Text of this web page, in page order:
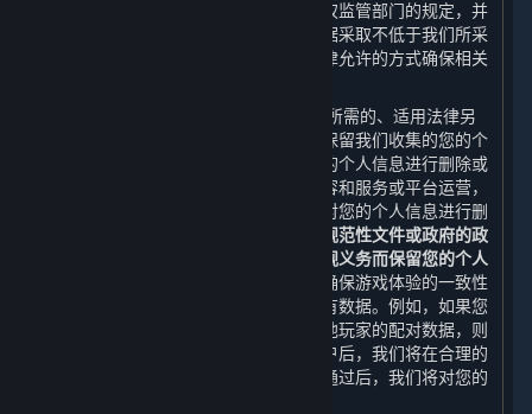
的合作伙伴会遵守适用的法律法规和有权监管部门的规定，并
且我们会要求我们的合作伙伴对您的数据采取不低于我们所采
取的数据安全保护措施。我们亦会以法律允许的方式确保相关
（二） 我们只会在达成本政策所述目的所需的、适用法律另
行要求的或基于您的同意的最短期限内保留我们收集的您的个
人信息，在超出存储期限后我们会对您的个人信息进行删除或
者匿名化处理。此外，如果我们终止内容和服务或平台运营，
我们会在终止内容和服务或平台运营后对您的个人信息进行删
但法律法规、规章、规范性文件或政府的政
策、命令等另有要求或为履行我们的合规义务而保留您的个人
在某些情况下，为了确保游戏体验的一致性
等目的，无法完全删除您在账户中的所有数据。例如，如果您
所购买的游戏中的排位赛信息会影响其他玩家的配对数据，则
不会删除该信息。当您成功申请注销账户后，我们将在合理的
时间内完成对您的账户注销审核，审核通过后，我们将对您的